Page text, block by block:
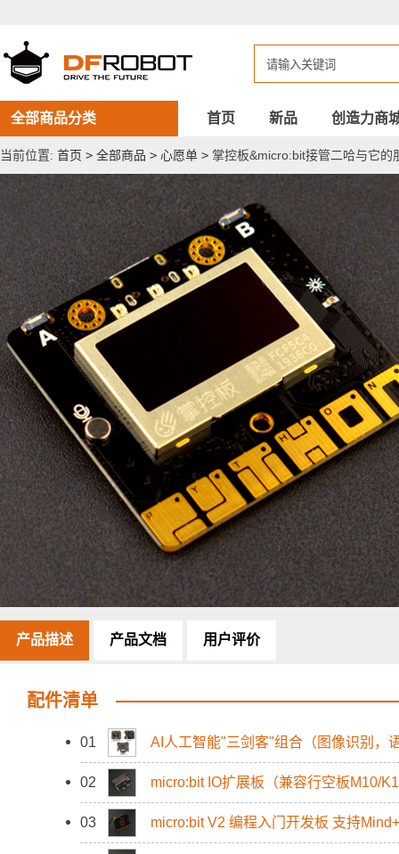
&micro:bit
接
管
二
哈
与
它
的
朋
们
全部商品分类 首页 新品 创造力商
当前位置: 首页 > 全部商品 > 心愿单 > 掌控板&micro:bit接管二哈与它的
产品描述 产品文档 用户评价
配件清单
01 AI人工智能"三剑客"组合（图像识别，
02 micro:bit IO扩展板（兼容行空板M10/
03 micro:bit V2 编程入门开发板 支持